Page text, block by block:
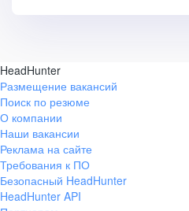
HeadHunter
Размещение вакансий
Поиск по резюме
О компании
Наши вакансии
Реклама на сайте
Требования к ПО
Безопасный HeadHunter
HeadHunter API